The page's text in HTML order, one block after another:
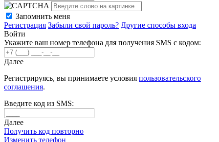
Запомнить меня
Регистрация Забыли свой пароль? Другие способы входа
Войти
Укажите ваш номер телефона для получения SMS с кодом:
Далее
Регистрируясь, вы принимаете условия пользовательского
соглашения.
Введите код из SMS:
Далее
Получить код повторно
Изменить телефон